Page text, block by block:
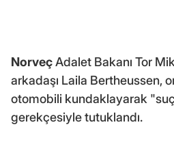
NorveçAdalet Bakanı Tor
arkadaşı Laila Bertheussen,
otomobili kundaklayarak
gerekçesiyle tutuklandı.